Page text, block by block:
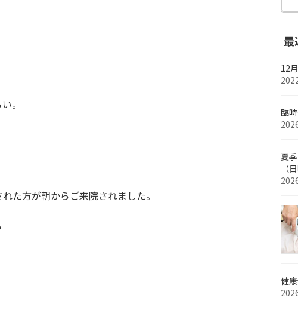
。
た方が朝からご来院されました。
最
12
臨
夏
（
健